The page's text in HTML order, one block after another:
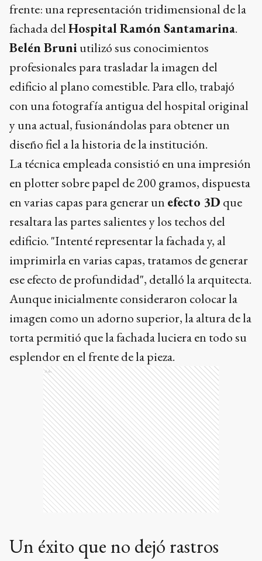
frente: una representación tridimensional de la
fachada delHospital Ramón Santamarina.
Belén Bruniutilizó sus conocimientos
profesionales para trasladar la imagen del
edificio al plano comestible. Para ello, trabajó
con una fotografía antigua del hospital original
y una actual, fusionándolas para obtener un
diseño fiel a la historia de la institución.
La técnica empleada consistió en una impresión
en plotter sobre papel de 200 gramos, dispuesta
en varias capas para generar un efecto 3D que
resaltara las partes salientes y los techos del
edificio. "Intenté representar la fachada y, al
imprimirla en varias capas, tratamos de generar
ese efecto de profundidad", detalló la arquitecta.
Aunque inicialmente consideraron colocar la
imagen como un adorno superior, la altura de la
torta permitió que la fachada luciera en todo su
esplendor en el frente de la pieza.
Ads
Un éxito que no dejó rastros